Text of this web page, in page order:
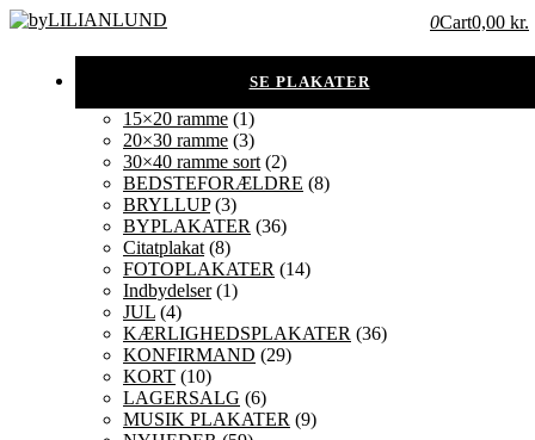
0Cart0,00 kr.
15×20 ramme (1)
20×30 ramme (3)
30×40 ramme sort (2)
BEDSTEFORÆLDRE (8)
BRYLLUP(3)
BYPLAKATER (36)
Citatplakat (8)
FOTOPLAKATER (14)
Indbydelser(1)
JUL (4)
KÆRLIGHEDSPLAKATER (36)
KONFIRMAND (29)
KORT (10)
LAGERSALG (6)
MUSIK PLAKATER (9)